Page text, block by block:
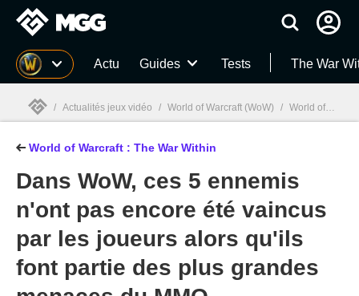
MGG Actu Guides Tests The War
MGG
/ Actualités jeux vidéo / World of Warcraft (WoW) / World of Warcraft : The War Within
World of Warcraft : The War Within
Dans WoW, ces 5 ennemis
n'ont pas encore été vaincus
par les joueurs alors qu'ils
font partie des plus grandes